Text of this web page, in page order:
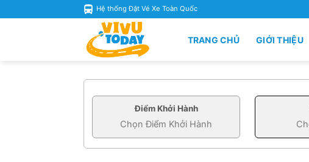
to
Hệ thống Đặt Vé Xe Toàn Quốc
TRANG CHỦ GIỚI THIỆU
Điểm Khởi Hành